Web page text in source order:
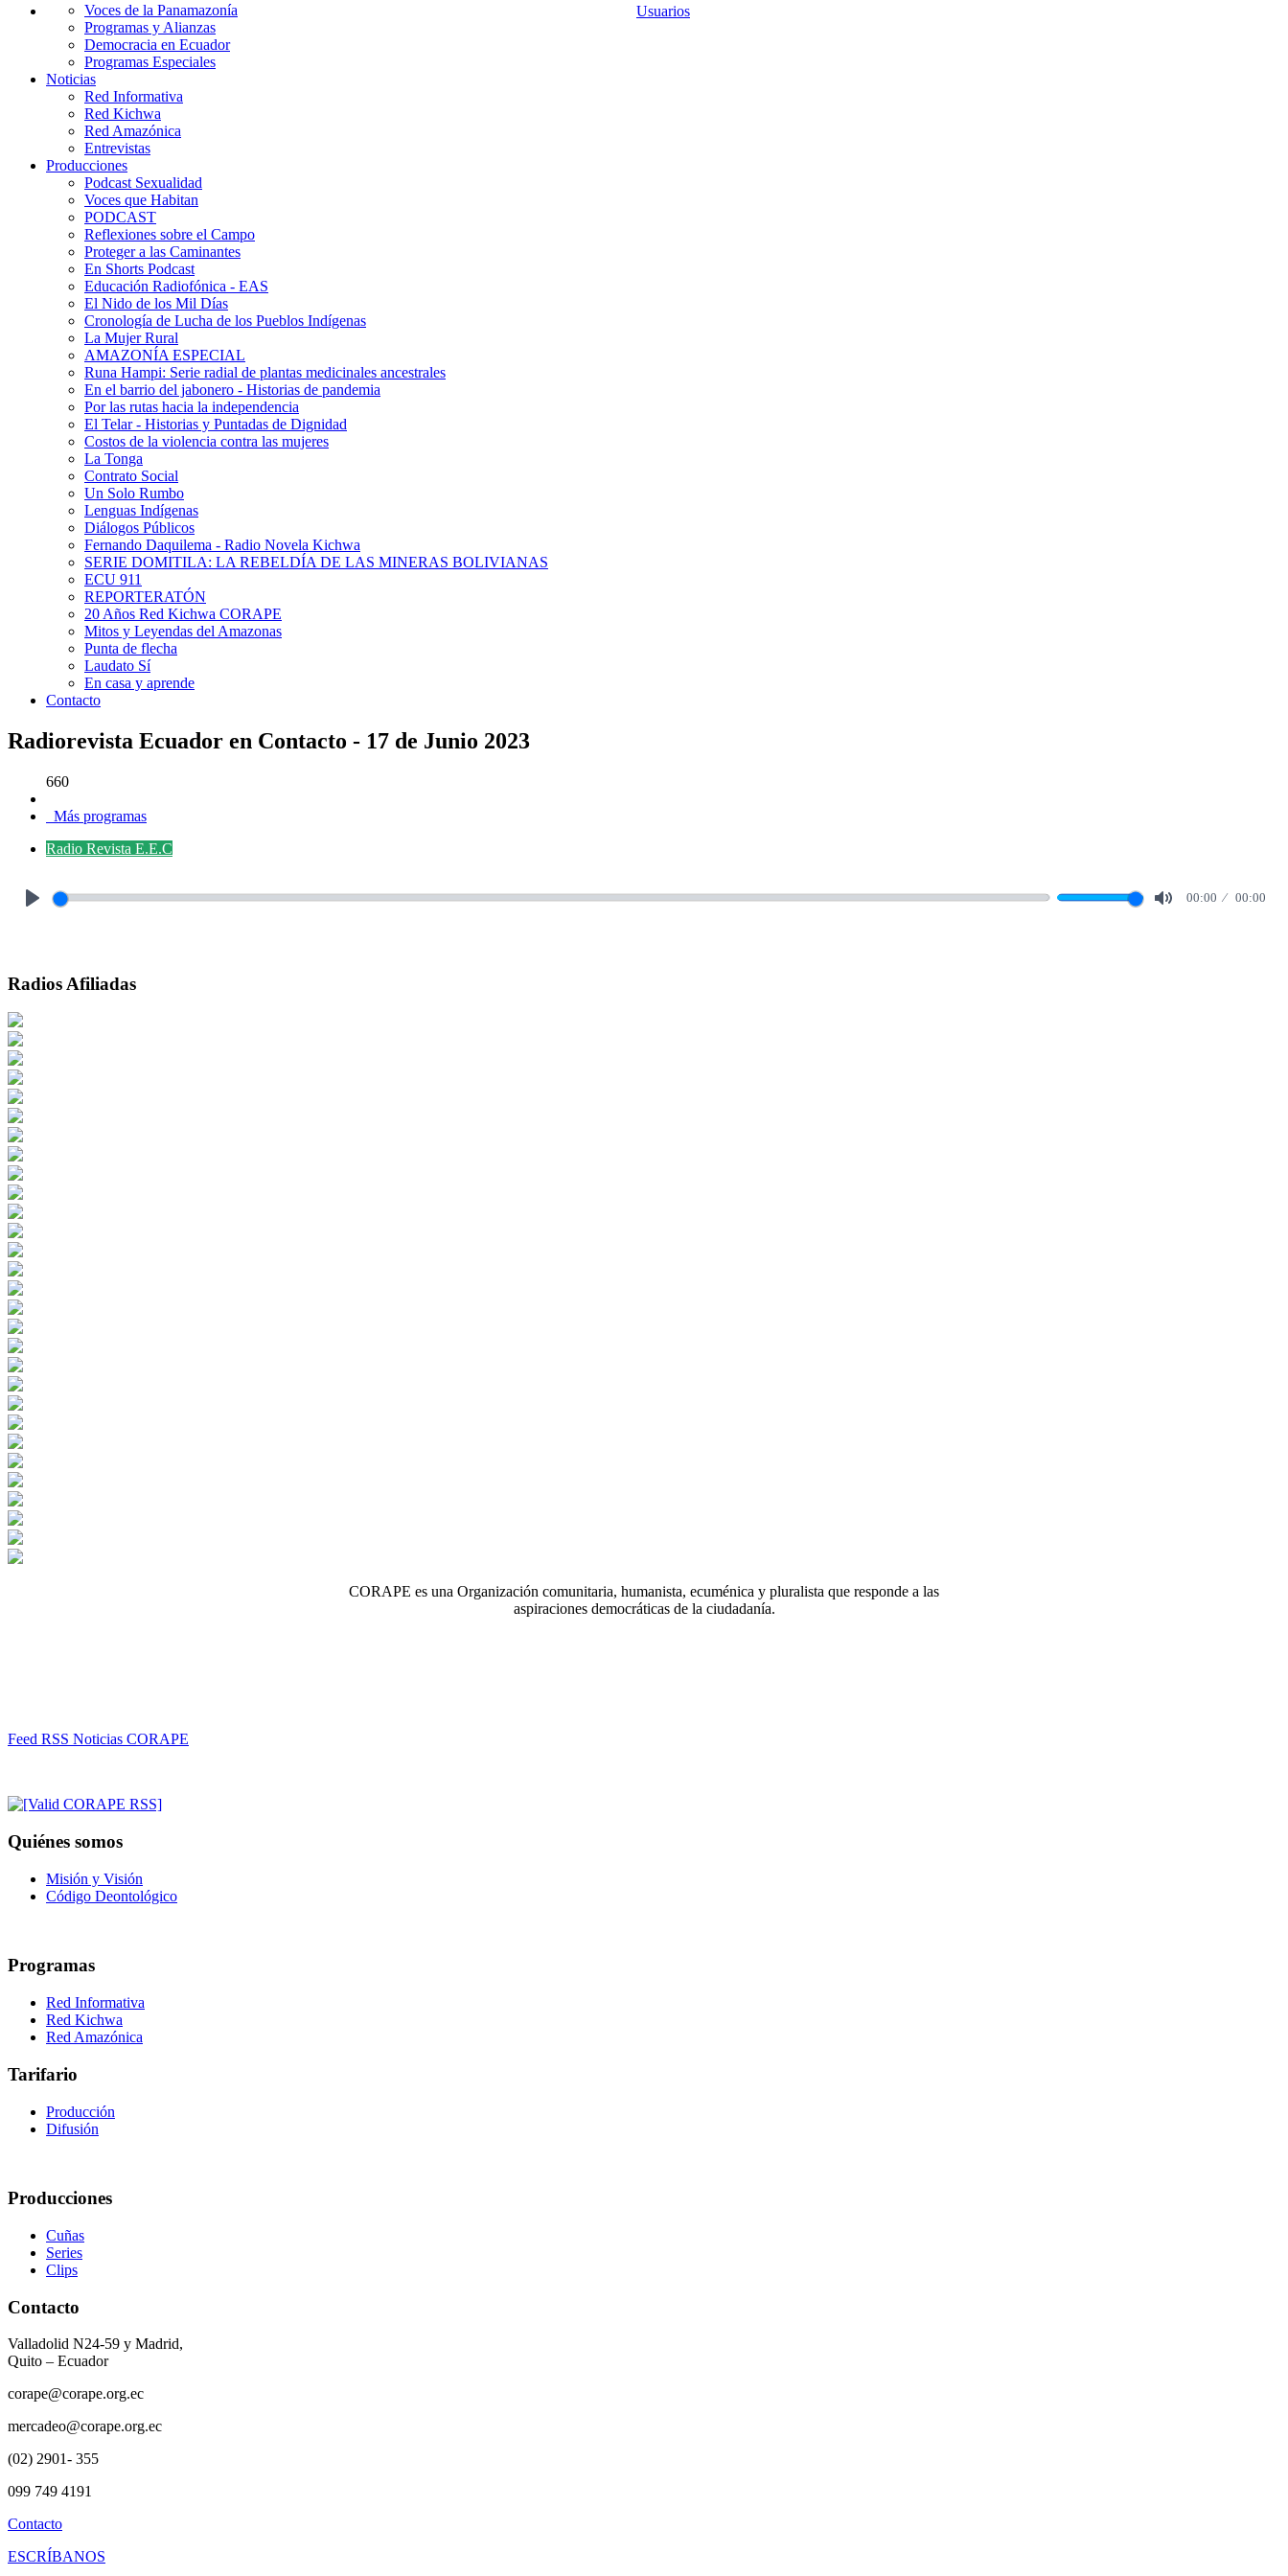
Usuarios
Voces de la Panamazonía
Programas y Alianzas
Democracia en Ecuador
Programas Especiales
Noticias
Red Informativa
Red Kichwa
Red Amazónica
Entrevistas
Producciones
Podcast Sexualidad
Voces que Habitan
PODCAST
Reflexiones sobre el Campo
Proteger a las Caminantes
En Shorts Podcast
Educación Radiofónica - EAS
El Nido de los Mil Días
Cronología de Lucha de los Pueblos Indígenas
La Mujer Rural
AMAZONÍA ESPECIAL
Runa Hampi: Serie radial de plantas medicinales ancestrales
En el barrio del jabonero - Historias de pandemia
Por las rutas hacia la independencia
El Telar - Historias y Puntadas de Dignidad
Costos de la violencia contra las mujeres
La Tonga
Contrato Social
Un Solo Rumbo
Lenguas Indígenas
Diálogos Públicos
Fernando Daquilema - Radio Novela Kichwa
SERIE DOMITILA: LA REBELDÍA DE LAS MINERAS BOLIVIANAS
ECU 911
REPORTERATÓN
20 Años Red Kichwa CORAPE
Mitos y Leyendas del Amazonas
Punta de flecha
Laudato Sí
En casa y aprende
Contacto
Radiorevista Ecuador en Contacto - 17 de Junio 2023
660
Más programas
Radio Revista E.E.C
00:00 00:00
Radios Afiliadas
CORAPE es una Organización comunitaria, humanista, ecuménica y pluralista que responde a las
aspiraciones democráticas de la ciudadanía.
Feed RSS Noticias CORAPE
Quiénes somos
Misión y Visión
Código Deontológico
Programas
Red Informativa
Red Kichwa
Red Amazónica
Tarifario
Producción
Difusión
Producciones
Cuñas
Series
Clips
Contacto
Valladolid N24-59 y Madrid,
Quito – Ecuador
corape@corape.org.ec
mercadeo@corape.org.ec
(02) 2901- 355
099 749 4191
Contacto
ESCRÍBANOS